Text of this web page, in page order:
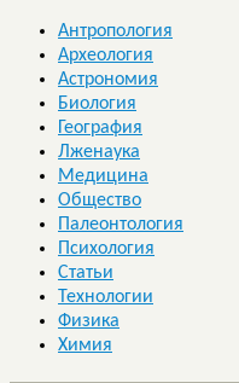
Антропология
Археология
Астрономия
Биология
География
Лженаука
Медицина
Общество
Палеонтология
Психология
Статьи
Технологии
Физика
Химия